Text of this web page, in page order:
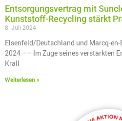
Entsorgungsvertrag mit
Kunststoff-Recycling stärkt
8. Juli 2024
Elsenfeld/Deutschland und Marcq-
2024 –– Im Zuge seines verstärkten
Krall
Weiterlesen »